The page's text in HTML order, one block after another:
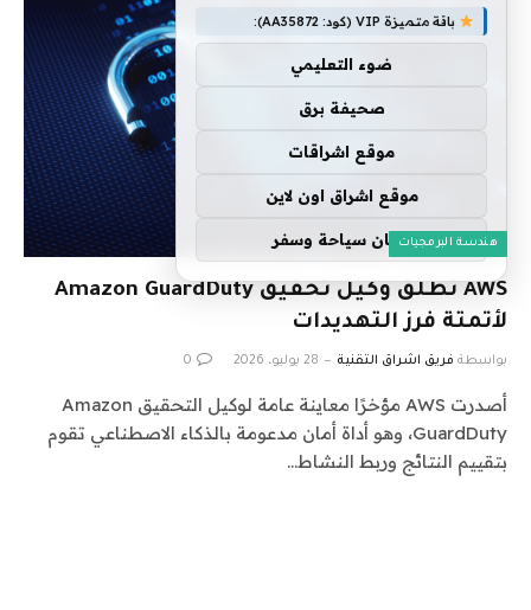
هندسة البرمجيات
AWS تطلق وكيل تحقيق Amazon GuardDuty
لأتمتة فرز التهديدات
بواسطة فريق اشراق التقنية 28 يوليو، 2026 0
أصدرت AWS مؤخرًا معاينة عامة لوكيل التحقيق Amazon
GuardDuty، وهو أداة أمان مدعومة بالذكاء الاصطناعي تقوم
بتقييم النتائج وربط النشاط…
باقة متميزة VIP (كود: AA35872):
ضوء التعليمي
صحيفة برق
موقع اشراقات
موقع اشراق اون لاين
اركان سياحة وسفر